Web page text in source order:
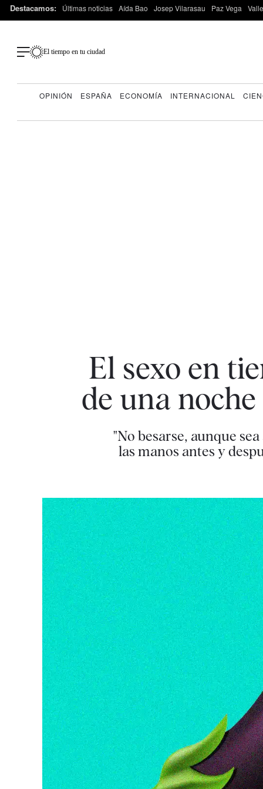
Destacamos: Últimas noticias Aída Bao Josep Vilarasau Paz Vega
El tiempo en tu ciudad
OPINIÓN ESPAÑA ECONOMÍA INTERNACIONAL
El sexo en
de una
"No besarse, aunque
las manos antes y